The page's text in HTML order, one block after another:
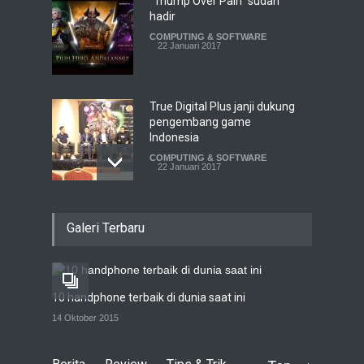
hadir
COMPUTING & SOFTWARE
22 Januari 2017
True Digital Plus janji dukung
pengembang game
Indonesia
COMPUTING & SOFTWARE
22 Januari 2017
COMPUTING & SOFTWARE
22 Januari 2017
Galeri Terbaru
10 handphone terbaik di dunia saat ini
14 Oktober 2015